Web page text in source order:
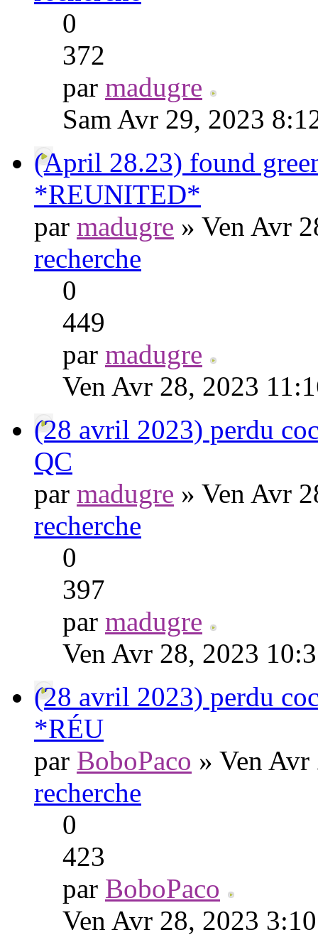
0
372
par madugre
Sam Avr 29, 2023
(April 28.23) found
*REUNITED*
par madugre » Ven Avr
recherche
0
449
par madugre
Ven Avr 28, 2023
(28 avril 2023) perdu
QC
par madugre » Ven Avr
recherche
0
397
par madugre
Ven Avr 28, 2023
(28 avril 2023) perdu
*RÉU
par BoboPaco » Ven
recherche
0
423
par BoboPaco
Ven Avr 28, 2023